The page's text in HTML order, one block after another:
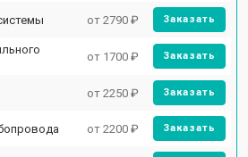
от 2790 ₽ Заказать
от 1700 ₽ Заказать
от 2250 ₽ Заказать
от 2200 ₽ Заказать